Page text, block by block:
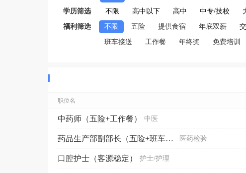
学历筛选 不限 高中以下 高中 中专/技校
福利筛选 不限 五险 提供食宿 年底双薪
班车接送 工作餐 年终奖 免费培训
职位名
中药师（五险+工作餐） 中医
药品生产部副部长（五险+班车+工作餐） 医药检验
口腔护士（客源稳定） 护士/护理